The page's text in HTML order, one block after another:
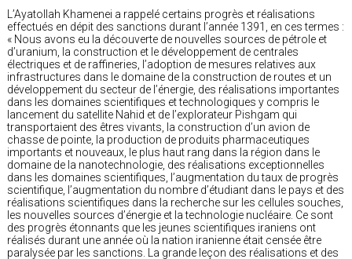
L’Ayatollah Khamenei a rappelé certains progrès et réalisations
effectués en dépit des sanctions durant l’année 1391, en ces termes :
« Nous avons eu la découverte de nouvelles sources de pétrole et
d’uranium, la construction et le développement de centrales
électriques et de raffineries, l’adoption de mesures relatives aux
infrastructures dans le domaine de la construction de routes et un
développement du secteur de l’énergie, des réalisations importantes
dans les domaines scientifiques et technologiques y compris le
lancement du satellite Nahid et de l’explorateur Pishgam qui
transportaient des êtres vivants, la construction d’un avion de
chasse de pointe, la production de produits pharmaceutiques
importants et nouveaux, le plus haut rang dans la région dans le
domaine de la nanotechnologie, des réalisations exceptionnelles
dans les domaines scientifiques, l’augmentation du taux de progrès
scientifique, l’augmentation du nombre d’étudiant dans le pays et des
réalisations scientifiques dans la recherche sur les cellules souches,
les nouvelles sources d’énergie et la technologie nucléaire. Ce sont
des progrès étonnants que les jeunes scientifiques iraniens ont
réalisés durant une année où la nation iranienne était censée être
paralysée par les sanctions. La grande leçon des réalisations et des